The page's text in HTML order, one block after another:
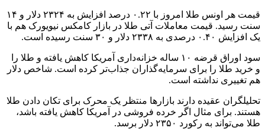
قیمت هر اونس طلا امروز با ۰.۲۲ درصد افزایش به ۲۳۲۴ دلار و ۱۴
سنت رسید. قیمت معاملات آتی طلا در بازار کامکس نیویورک هم با
یک افزایش ۰.۴۰ درصدی به ۲۳۳۸ دلار و ۳۰ سنت رسیده است.
سود اوراق قرضه ۱۰ ساله خزانه‌داری آمریکا کاهش یافته و طلا را
و خرید طلا را برای سرمایه‌گذاران جذاب‌تر کرده است. شاخص دلار
هم تغییری نداشته است.
تحلیلگران عقیده دارند بازارها منتظر یک محرک برای تکان دادن طلا
هستند. برای مثال اگر خرده فروشی در آمریکا کاهش یافته باشد،
طلا می‌تواند به رکورد ۲۳۵۰ دلار برسد.